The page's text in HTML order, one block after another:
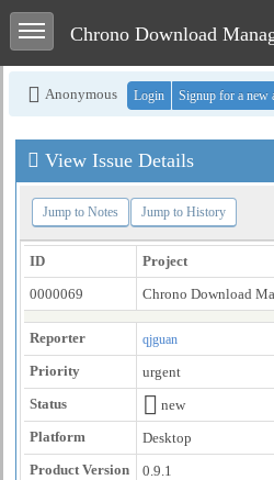
Toggle sidebar
Chrono Download
Anonymous Login Signup for a new
View Issue Details
Jump to Notes Jump to History
ID Project
0000069
Chrono Download
Reporter qjguan
Priority
urgent
Status
new
Platform
Desktop
Product Version
0.9.1